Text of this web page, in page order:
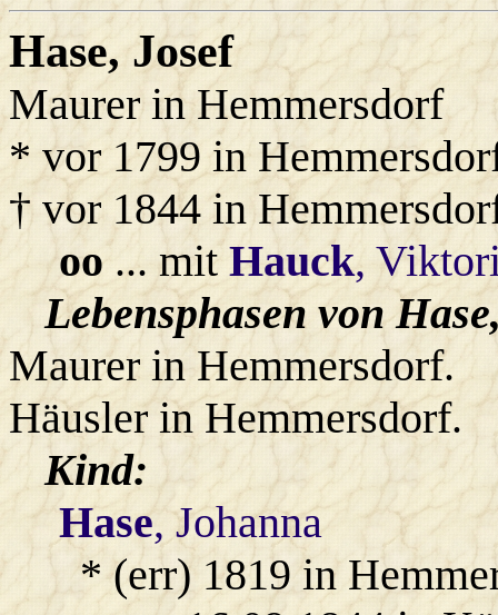
Hase, Josef
Maurer in Hemmersdorf
* vor 1799 in
† vor 1844 in
oo... mitHauck,
Lebensphasen von
Maurer in Hemmersdorf.
Häusler in Hemmersdorf.
Kind:
Hase, Johanna
* (err) 1819 in